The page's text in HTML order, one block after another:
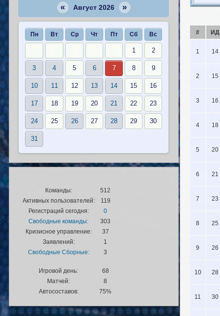
# ИД
1 14
2 15
3 16
4 18
5 20
6 21
7 23
8 25
9 26
10 28
11 30
« Август 2026 »
Пн Вт Ср Чт Пт Сб Вс
1 2
3 4 5 6 7 8 9
10 11 12 13 14 15 16
17 18 19 20 21 22 23
24 25 26 27 28 29 30
31
Команды:
512
Активных пользователей:
119
Регистраций сегодня:
0
Свободные команды:
303
Кризисное управление:
37
Заявлений:
1
Свободные Сборные:
3
Игровой день:
68
Матчей:
8
Автосоставов:
75%